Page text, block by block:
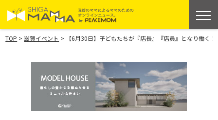
TOP >滋賀イベント > 【6月30日】子どもたちが『店長』『店員』となり働